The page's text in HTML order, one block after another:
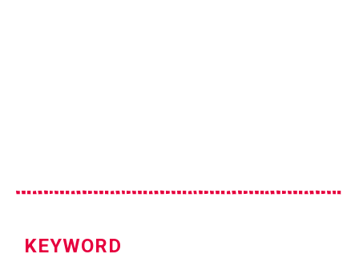
KEYWORD